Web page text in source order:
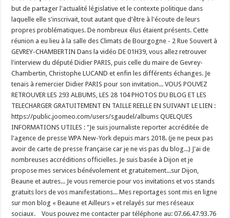
but de partager l'actualité législative et le contexte politique dans
laquelle elle s'inscrivait, tout autant que d'être à l'écoute de leurs
propres problématiques. De nombreux élus étaient présents. Cette
réunion a eu lieu à la salle des Climats de Bourgogne - 2 Rue Souvert à
GEVREY-CHAMBERTIN Dans la vidéo DE 01H39, vous allez retrouver
l'interview du député Didier PARIS, puis celle du maire de Gevrey-
Chambertin, Christophe LUCAND et enfin les différents échanges. Je
tenais à remercier Didier PARIS pour son invitation... VOUS POUVEZ
RETROUVER LES 293 ALBUMS, LES 28 104 PHOTOS DU BLOG ET LES
TELECHARGER GRATUITEMENT EN TAILLE REELLE EN SUIVANT LE LIEN :
https://public.joomeo.com/users/sgaudel/albums QUELQUES
INFORMATIONS UTILES : "Je suis journaliste reporter accréditée de
l'agence de presse WPA New-York depuis mars 2018. (je ne peux pas
avoir de carte de presse française car je ne vis pas du blog...) J'ai de
nombreuses accréditions officielles. Je suis basée à Dijon et je
propose mes services bénévolement et gratuitement...sur Dijon,
Beaune et autres... Je vous remercie pour vos invitations et vos stands
gratuits lors de vos manifestations... Mes reportages sont mis en ligne
sur mon blog « Beaune et Ailleurs » et relayés sur mes réseaux
sociaux. Vous pouvez me contacter par téléphone au: 07.66.47.93.76